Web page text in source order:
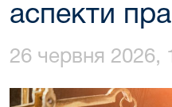
аспекти
26 червня 2026,